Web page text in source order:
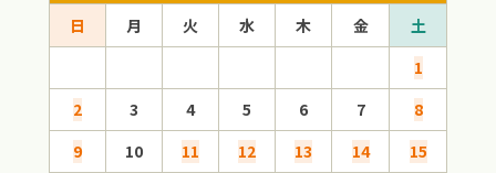
日 月 火 水 木 金
土
1
2
3 4 5 6 7
8
9
10 11 12 13 14
15